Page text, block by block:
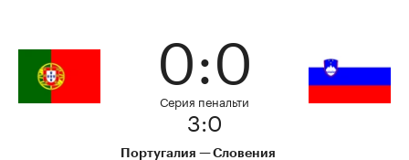
0:0
Серия пенальти
3:0
Португалия Словения